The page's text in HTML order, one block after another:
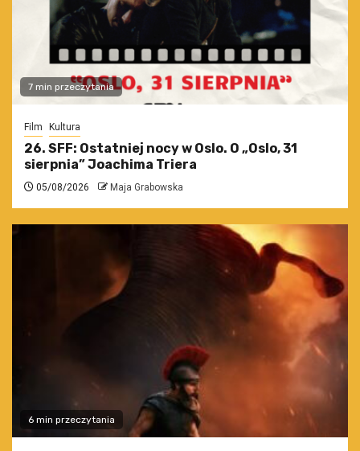
7 min przeczytania
Film Kultura
26. SFF: Ostatniej nocy w Oslo. O „Oslo, 31
sierpnia” Joachima Triera
05/08/2026 Maja Grabowska
6 min przeczytania